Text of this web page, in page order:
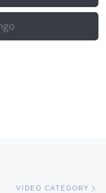
VIDEO CATEGORY